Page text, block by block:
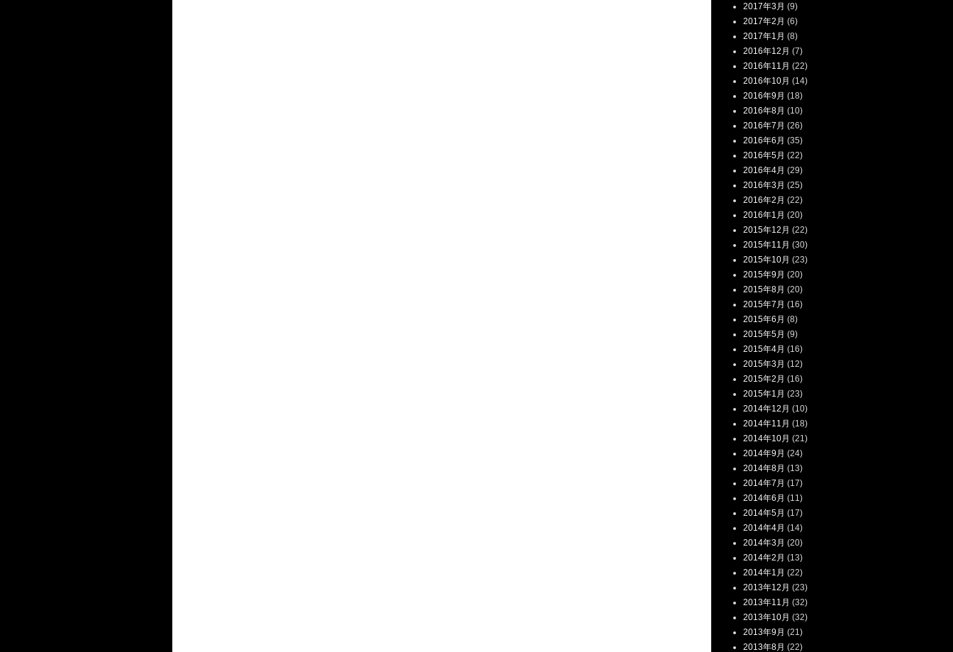
2017年3月 (9)
2017年2月 (6)
2017年1月 (8)
2016年12月 (7)
2016年11月 (22)
2016年10月 (14)
2016年9月 (18)
2016年8月 (10)
2016年7月 (26)
2016年6月 (35)
2016年5月 (22)
2016年4月 (29)
2016年3月 (25)
2016年2月 (22)
2016年1月 (20)
2015年12月 (22)
2015年11月 (30)
2015年10月 (23)
2015年9月 (20)
2015年8月 (20)
2015年7月 (16)
2015年6月 (8)
2015年5月 (9)
2015年4月 (16)
2015年3月 (12)
2015年2月 (16)
2015年1月 (23)
2014年12月 (10)
2014年11月 (18)
2014年10月 (21)
2014年9月 (24)
2014年8月 (13)
2014年7月 (17)
2014年6月 (11)
2014年5月 (17)
2014年4月 (14)
2014年3月 (20)
2014年2月 (13)
2014年1月 (22)
2013年12月 (23)
2013年11月 (32)
2013年10月 (32)
2013年9月 (21)
2013年8月 (22)